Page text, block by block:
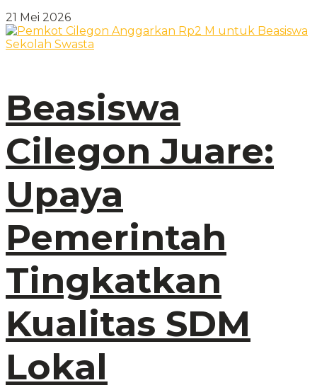
21 Mei 2026
Beasiswa
Cilegon Juare:
Upaya
Pemerintah
Tingkatkan
Kualitas SDM
Lokal